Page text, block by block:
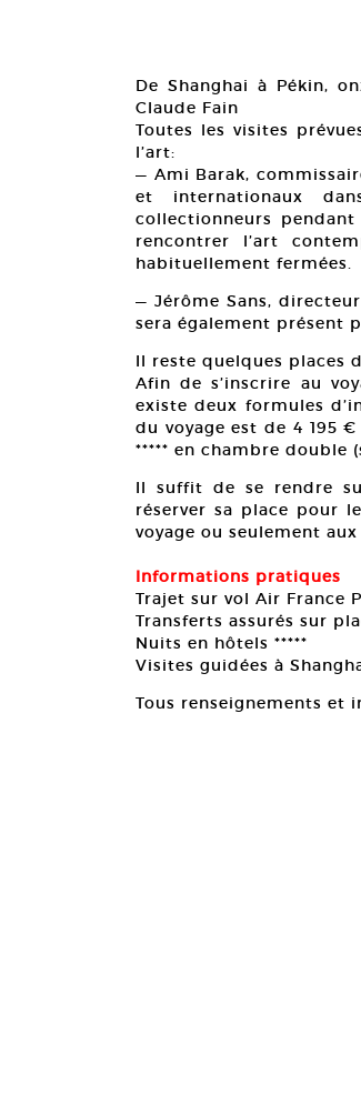
De Shanghai à Pékin,
Claude Fain
Toutes les visites
l’art:
— Ami Barak,
et internationaux
collectionneurs
rencontrer l’art
habituellement fermées.
— Jérôme Sans,
sera également présent
Il reste quelques places
Afin de s’inscrire au
existe deux formules
du voyage est de 4 195
***** en chambre double
Il suffit de se rendre
réserver sa place pour
voyage ou seulement
Informations pratiques
Trajet sur vol Air France
Transferts assurés sur
Nuits en hôtels *****
Visites guidées à
Tous renseignements et